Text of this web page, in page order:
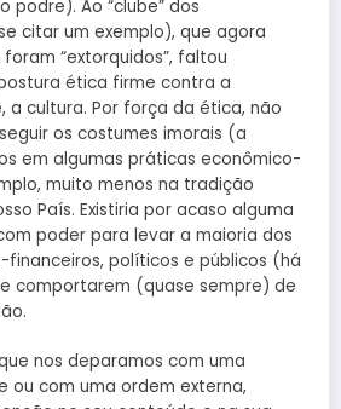
podre). Ao “clube” dos
citar um exemplo), que agora
“extorquidos”, faltou
ética firme contra a
a cultura. Por força da ética, não
os costumes imorais (a
em algumas práticas econômico-
muito menos na tradição
País. Existiria por acaso alguma
poder para levar a maioria dos
políticos e públicos (há
comportarem (quase sempre) de
nos deparamos com uma
ou com uma ordem externa,